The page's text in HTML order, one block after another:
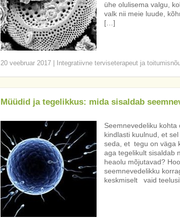
ühe olulisema valgu,
valk nii meie luude,
[…]
20 veebruar 2017| Integratiivne terviseterapeut ja
Müüdid ja tegelikkus: mida sisaldab
Seemnevedeliku
kindlasti kuulnud, et
seda, et tegu on väga
aga tegelikult sisaldab
heaolu mõjutavad?
seemnevedelikku
keskmiselt vaid